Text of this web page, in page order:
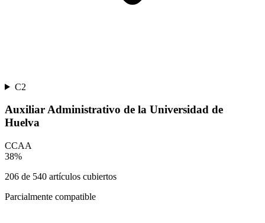
C2
Auxiliar Administrativo de la Universidad de
Huelva
CCAA
38%
206 de 540 artículos cubiertos
Parcialmente compatible